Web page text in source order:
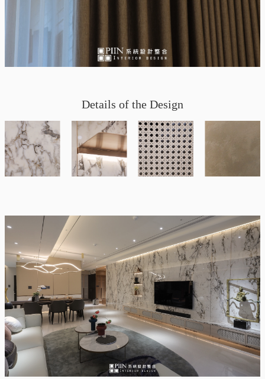
Details of the Design